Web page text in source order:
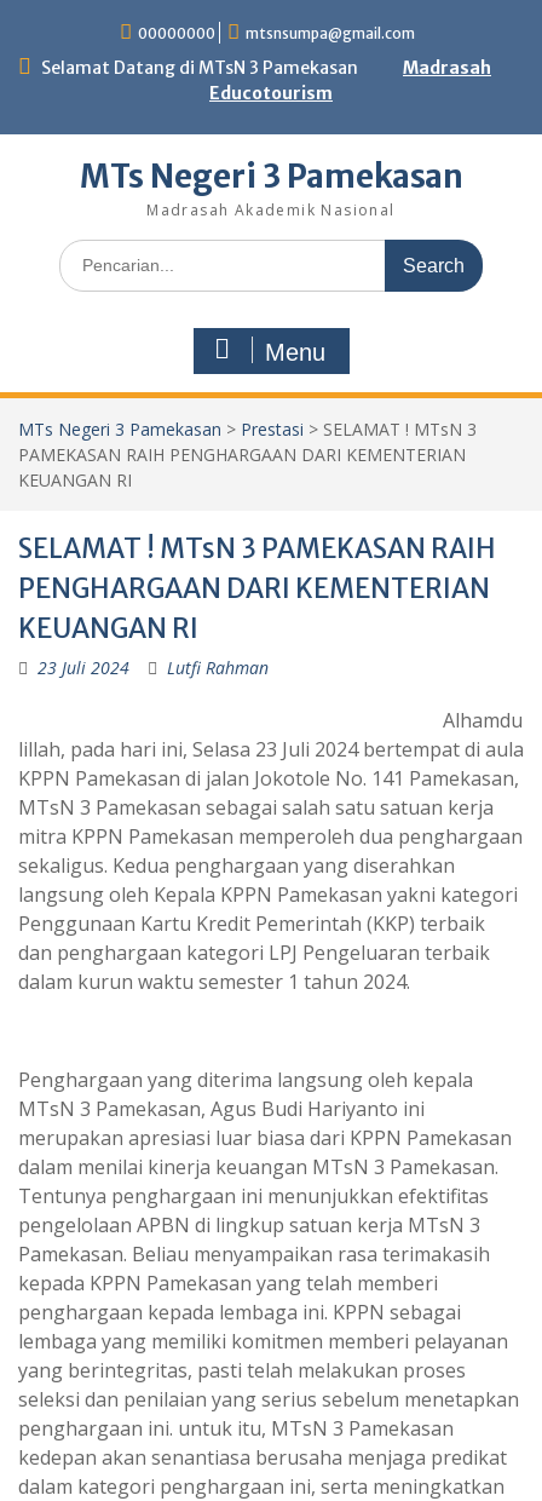
content
00000000 mtsnsumpa@gmail.com
Selamat Datang di MTsN 3 Pamekasan
Madrasah
Educotourism
MTs Negeri 3 Pamekasan
Madrasah Akademik Nasional
Search
for:
Menu
MTs Negeri 3 Pamekasan > Prestasi > SELAMAT ! MTsN 3
PAMEKASAN RAIH PENGHARGAAN DARI KEMENTERIAN
KEUANGAN RI
SELAMAT ! MTsN 3 PAMEKASAN RAIH
PENGHARGAAN DARI KEMENTERIAN
KEUANGAN RI
23 Juli 2024 Lutfi Rahman
Alhamdu
lillah, pada hari ini, Selasa 23 Juli 2024 bertempat di aula
KPPN Pamekasan di jalan Jokotole No. 141 Pamekasan,
MTsN 3 Pamekasan sebagai salah satu satuan kerja
mitra KPPN Pamekasan memperoleh dua penghargaan
sekaligus. Kedua penghargaan yang diserahkan
langsung oleh Kepala KPPN Pamekasan yakni kategori
Penggunaan Kartu Kredit Pemerintah (KKP) terbaik
dan penghargaan kategori LPJ Pengeluaran terbaik
dalam kurun waktu semester 1 tahun 2024.
Penghargaan yang diterima langsung oleh kepala
MTsN 3 Pamekasan, Agus Budi Hariyanto ini
merupakan apresiasi luar biasa dari KPPN Pamekasan
dalam menilai kinerja keuangan MTsN 3 Pamekasan.
Tentunya penghargaan ini menunjukkan efektifitas
pengelolaan APBN di lingkup satuan kerja MTsN 3
Pamekasan. Beliau menyampaikan rasa terimakasih
kepada KPPN Pamekasan yang telah memberi
penghargaan kepada lembaga ini. KPPN sebagai
lembaga yang memiliki komitmen memberi pelayanan
yang berintegritas, pasti telah melakukan proses
seleksi dan penilaian yang serius sebelum menetapkan
penghargaan ini. untuk itu, MTsN 3 Pamekasan
kedepan akan senantiasa berusaha menjaga predikat
dalam kategori penghargaan ini, serta meningkatkan